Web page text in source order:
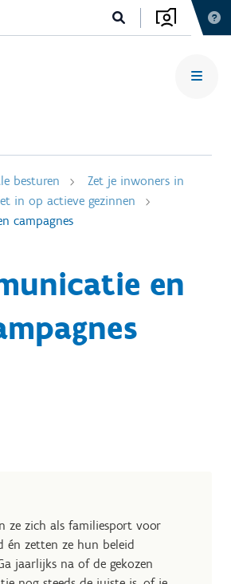
besturen
Zet je inwoners in
in op actieve gezinnen
campagnes
en
ze zich als familiesport voor
én zetten ze hun beleid
jaarlijks na of de gekozen